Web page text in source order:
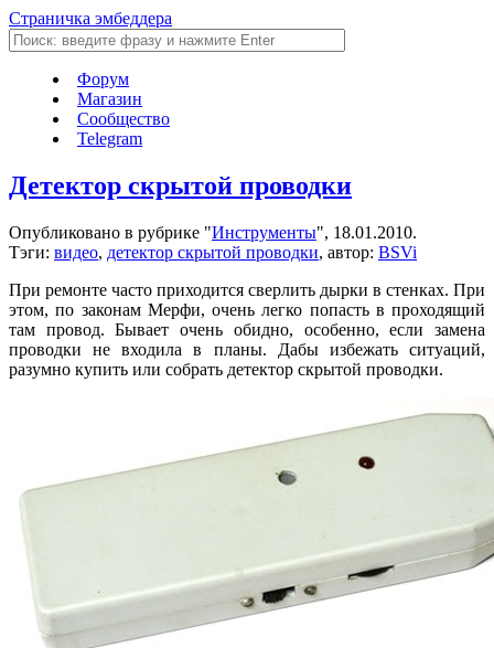
Страничка эмбеддера
Форум
Магазин
Сообщество
Telegram
Детектор скрытой проводки
Опубликовано в рубрике "Инструменты", 18.01.2010.
Тэги: видео, детектор скрытой проводки, автор: BSVi
При ремонте часто приходится сверлить дырки в стенках. При
этом, по законам Мерфи, очень легко попасть в проходящий
там провод. Бывает очень обидно, особенно, если замена
проводки не входила в планы. Дабы избежать ситуаций,
разумно купить или собрать детектор скрытой проводки.